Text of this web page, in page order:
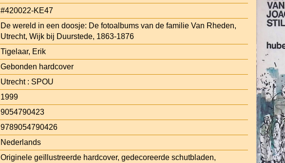
#420022-KE47
De wereld in een doosje: De fotoalbums van de familie Van Rheden,
Utrecht, Wijk bij Duurstede, 1863-1876
Tigelaar, Erik
Gebonden hardcover
Utrecht : SPOU
1999
9054790423
9789054790426
Nederlands
Originele geïllustreerde hardcover, gedecoreerde schutbladen,